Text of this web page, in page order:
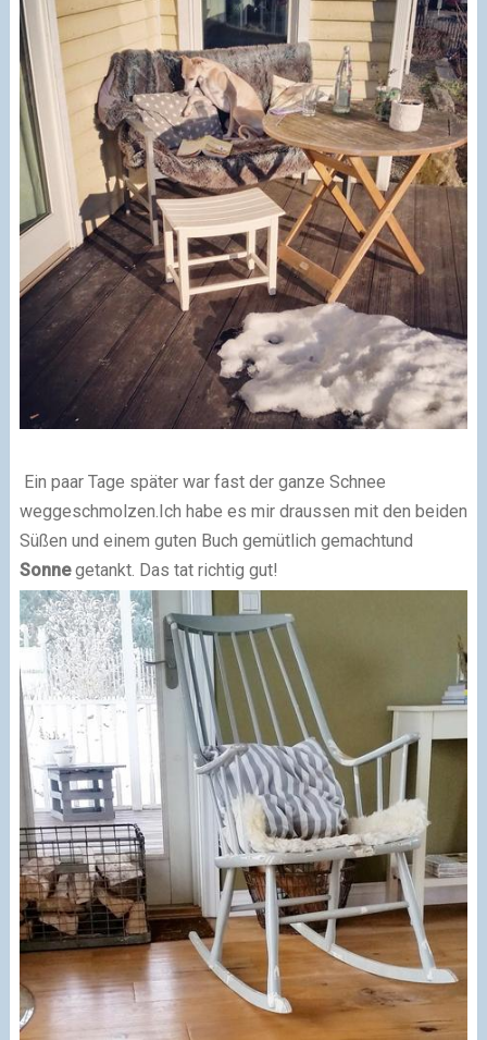
Ein paar Tage später war fast der ganze Schnee
weggeschmolzen. Ich habe es mir draussen mit den beiden
Süßen und einem guten Buch gemütlich gemachtund
Sonnegetankt. Das tat richtig gut!